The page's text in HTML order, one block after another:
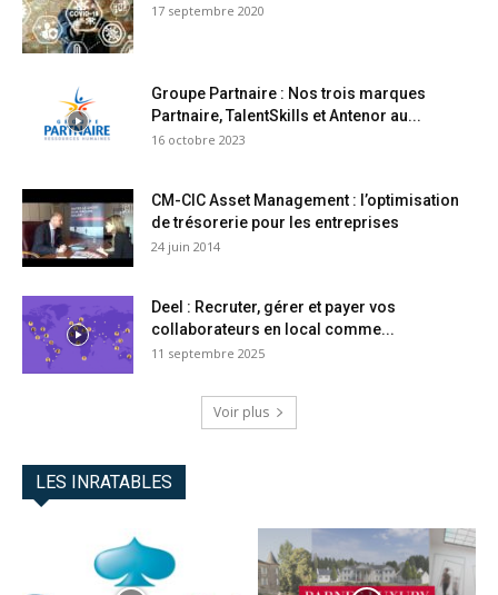
17 septembre 2020
Groupe Partnaire : Nos trois marques
Partnaire, TalentSkills et Antenor au...
16 octobre 2023
CM-CIC Asset Management : l’optimisation
de trésorerie pour les entreprises
24 juin 2014
Deel : Recruter, gérer et payer vos
collaborateurs en local comme...
11 septembre 2025
Voir plus
LES INRATABLES